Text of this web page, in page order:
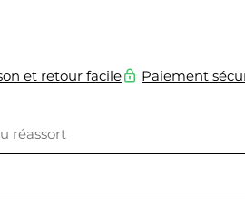
et retour facile Paiement
réassort